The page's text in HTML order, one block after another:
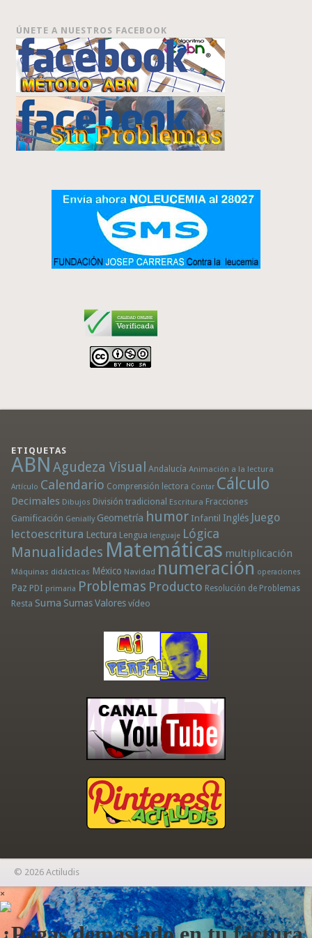
ÚNETE A NUESTROS FACEBOOK
ETIQUETAS
ABN Agudeza Visual Andalucía Animación a la lectura
Artículo Calendario Comprensión lectora Contar Cálculo
Decimales Dibujos División tradicional Escritura Fracciones
Gamificación Genially Geometría humor Infantil Inglés Juego
lectoescritura Lectura Lengua lenguaje Lógica
Manualidades Matemáticas multiplicación
Máquinas didácticas México Navidad numeración operaciones
Paz PDI primaria Problemas Producto Resolución de Problemas
Resta Suma Sumas Valores vídeo
© 2026 Actiludis
×